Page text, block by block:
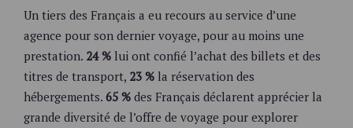
Un tiers des Français a eu recours au service d’une
agence pour son dernier voyage, pour au moins une
prestation. 24 % lui ont confié l’achat des billets et des
titres de transport, 23 % la réservation des
hébergements. 65 % des Français déclarent apprécier la
grande diversité de l’offre de voyage pour explorer